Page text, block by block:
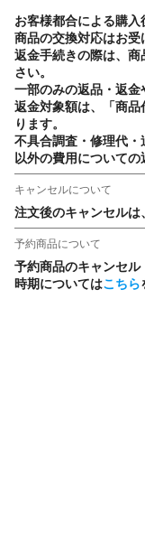
お客様都合による購入
商品の交換対応はお受
返金手続きの際は、
さい。
一部のみの返品・返金
返金対象額は、「商
ります。
不具合調査・修理代
以外の費用についての
キャンセルについて
注文後のキャンセルは
予約商品について
予約商品のキャンセ
時期についてはこちら